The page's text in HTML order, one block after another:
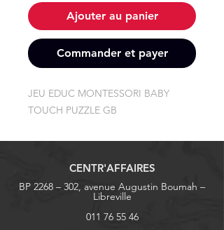
Ajouter au panier
Commander et payer
JEU EDUC MONTESSORI BABY
TOUCH PUZZLE GB
CENTR'AFFAIRES
BP 2268 – 302, avenue Augustin Boumah –
Libreville
011 76 55 46